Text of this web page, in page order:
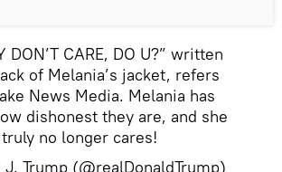
DON’T CARE, DO U?” written
of Melania’s jacket, refers
News Media. Melania has
dishonest they are, and she
truly no longer cares!
Trump (@realDonaldTrump)